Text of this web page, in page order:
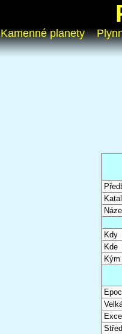
Kamenné planety
Kdy
Kde
Kým